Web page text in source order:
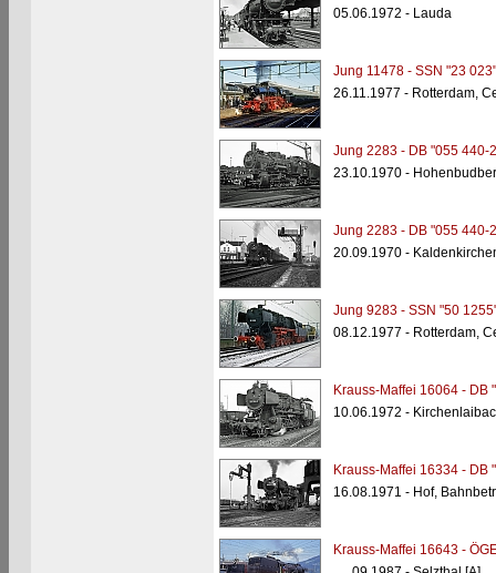
05.06.1972 - Lauda
Jung 11478 - SSN "23 023"
26.11.1977 - Rotterdam,
Jung 2283 - DB "055 440-
23.10.1970 -
Jung 2283 - DB "055 440-
20.09.1970 -
Jung 9283 - SSN "50
08.12.1977 - Rotterdam,
Krauss-Maffei 16064 - DB
10.06.1972 -
Krauss-Maffei 16334 - DB
16.08.1971 - Hof,
Krauss-Maffei 16643 -